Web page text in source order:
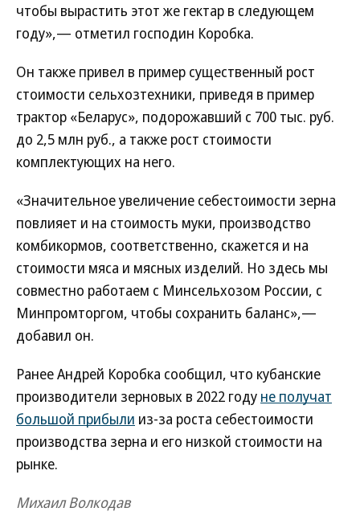
чтобы вырастить этот же гектар в следующем
году»,— отметил господин Коробка.
Он также привел в пример существенный рост
стоимости сельхозтехники, приведя в пример
трактор «Беларус», подорожавший с 700 тыс. руб.
до 2,5 млн руб., а также рост стоимости
комплектующих на него.
«Значительное увеличение себестоимости зерна
повлияет и на стоимость муки, производство
комбикормов, соответственно, скажется и на
стоимости мяса и мясных изделий. Но здесь мы
совместно работаем с Минсельхозом России, с
Минпромторгом, чтобы сохранить баланс»,—
добавил он.
Ранее Андрей Коробка сообщил, что кубанские
производители зерновых в 2022 году не получат
большой прибыли из-за роста себестоимости
производства зерна и его низкой стоимости на
рынке.
Михаил Волкодав